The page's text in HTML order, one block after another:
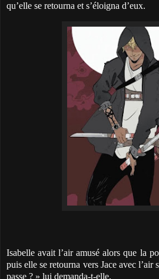
qu’elle se retourna et s’éloigna d’eux.
Isabelle avait l’air amusé alors que la
puis elle se retourna vers Jace avec l’air
passe ? » lui demanda-t-elle.